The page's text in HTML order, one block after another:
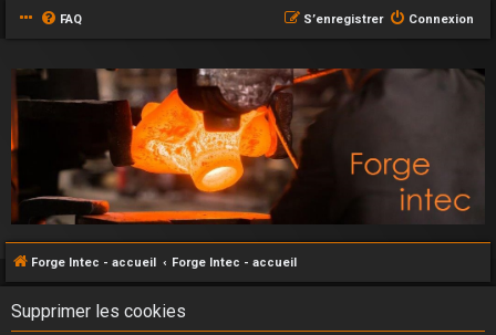
FAQ Connexion
S’enregistrer
Forge Intec - accueil Forge Intec - accueil
Supprimer les cookies